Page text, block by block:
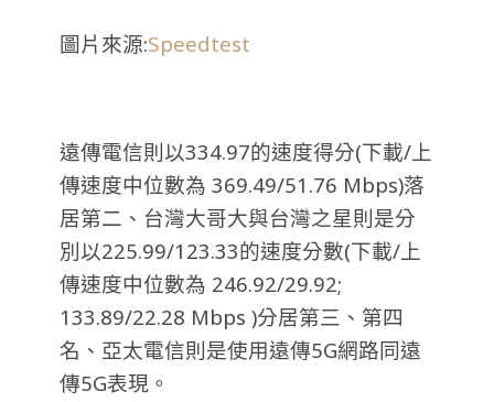
圖片來源:Speedtest
遠傳電信則以334.97的速度得分(下載/上
傳速度中位數為 369.49/51.76 Mbps)落
居第二、台灣大哥大與台灣之星則是分
別以225.99/123.33的速度分數(下載/上
傳速度中位數為 246.92/29.92;
133.89/22.28 Mbps )分居第三、第四
名、亞太電信則是使用遠傳5G網路同遠
傳5G表現。